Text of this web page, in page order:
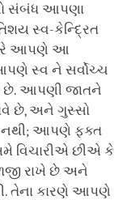
સંબંધ આપણા
સ્વ-કેન્દ્રિત
આપણે આ
સ્વ ને સર્વોચ્ચ
છે. આપણી જાતને
છે, અને ગુસ્સો
નથી; આપણે ફક્ત
વિચારીએ છીએ કે
રાખે છે અને
તેના કારણે આપણે